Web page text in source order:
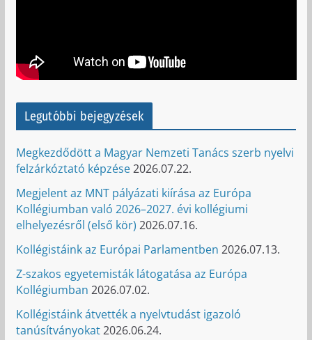
Legutóbbi bejegyzések
Megkezdődött a Magyar Nemzeti Tanács szerb nyelvi
felzárkóztató képzése2026.07.22.
Megjelent az MNT pályázati kiírása az Európa
Kollégiumban való 2026–2027. évi kollégiumi
elhelyezésről (első kör) 2026.07.16.
Kollégistáink az Európai Parlamentben 2026.07.13.
Z-szakos egyetemisták látogatása az Európa
Kollégiumban 2026.07.02.
Kollégistáink átvették a nyelvtudást igazoló
tanúsítványokat2026.06.24.